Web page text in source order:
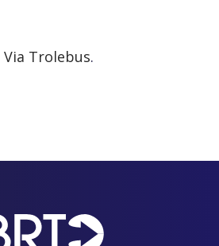
Via Trolebus.